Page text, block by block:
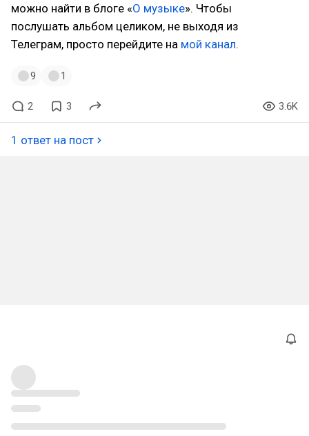
можно найти в блоге «О музыке». Чтобы
послушать альбом целиком, не выходя из
Телеграм, просто перейдите на мой канал.
9 1
2 3 3.6K
1 ответ на пост